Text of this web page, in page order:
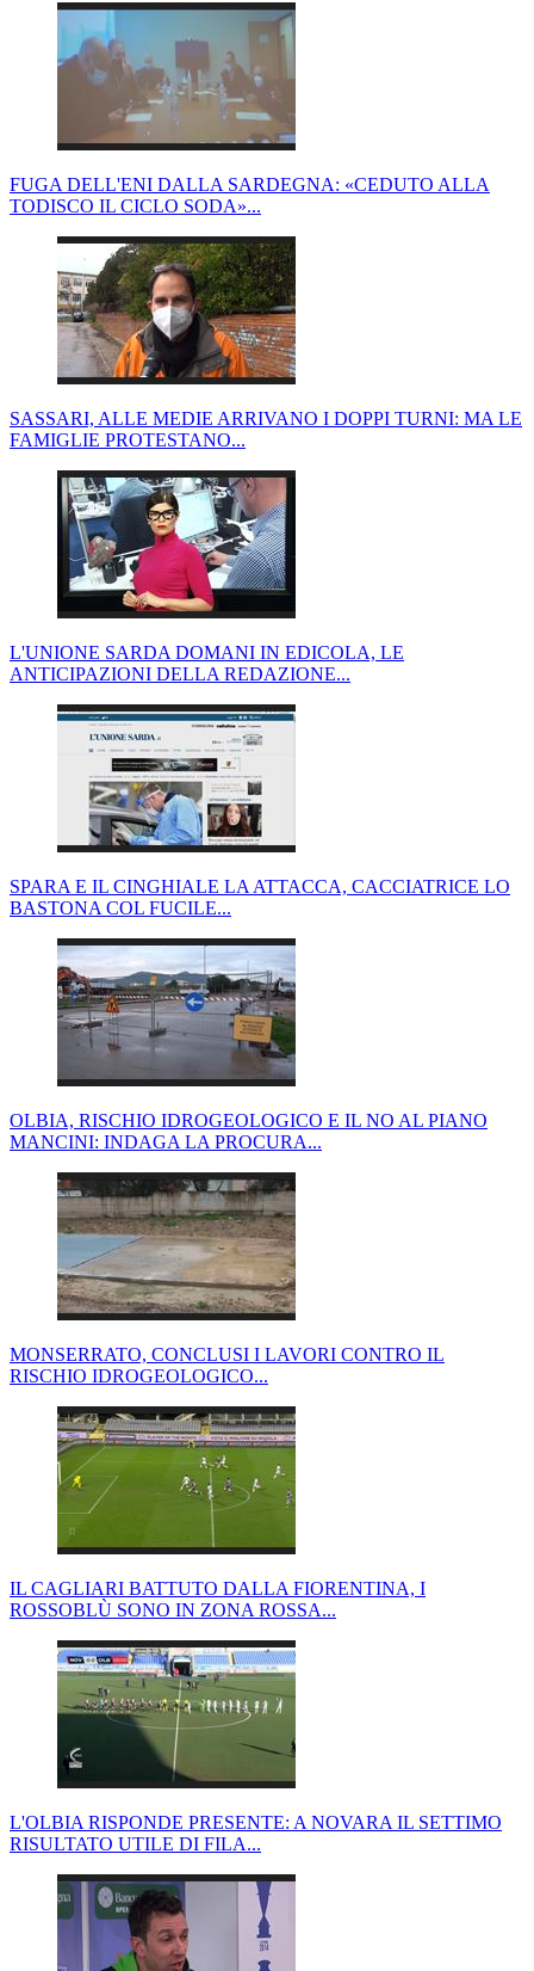
FUGA DELL'ENI DALLA SARDEGNA: «CEDUTO ALLA
TODISCO IL CICLO SODA»...
SASSARI, ALLE MEDIE ARRIVANO I DOPPI TURNI: MA LE
FAMIGLIE PROTESTANO...
L'UNIONE SARDA DOMANI IN EDICOLA, LE
ANTICIPAZIONI DELLA REDAZIONE...
SPARA E IL CINGHIALE LA ATTACCA, CACCIATRICE LO
BASTONA COL FUCILE...
OLBIA, RISCHIO IDROGEOLOGICO E IL NO AL PIANO
MANCINI: INDAGA LA PROCURA...
MONSERRATO, CONCLUSI I LAVORI CONTRO IL
RISCHIO IDROGEOLOGICO...
IL CAGLIARI BATTUTO DALLA FIORENTINA, I
ROSSOBLÙ SONO IN ZONA ROSSA...
L'OLBIA RISPONDE PRESENTE: A NOVARA IL SETTIMO
RISULTATO UTILE DI FILA...